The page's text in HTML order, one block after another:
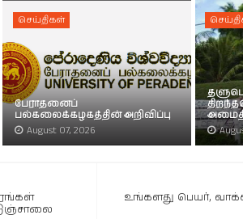
செய்திகள்
பேராதனைப்
பல்கலைக்கழகத்தின் அறிவிப்பு
August 07, 2026
உங்களது பெயர்,